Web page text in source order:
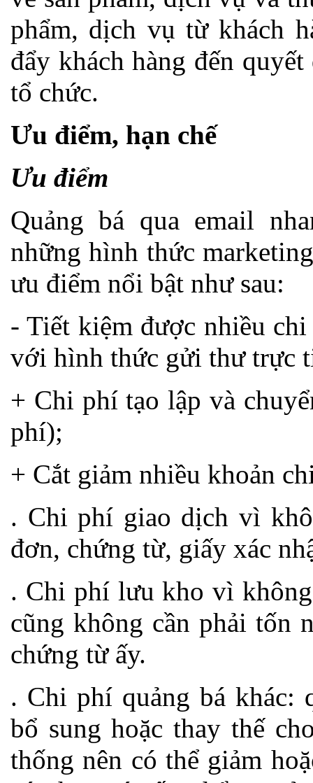
phẩm, dịch vụ từ khách
đẩy khách hàng đến
tổ chức.
Ưu điểm, hạn chế
Ưu điểm
Quảng bá qua email
những hình thức
ưu điểm nổi bật như sau:
- Tiết kiệm được nhiều
với hình thức gửi thư trực
+ Chi phí tạo lập và
phí);
+ Cắt giảm nhiều khoản
. Chi phí giao dịch vì
đơn, chứng từ, giấy xác
. Chi phí lưu kho vì
cũng không cần phải tốn
chứng từ ấy.
. Chi phí quảng bá khác:
bổ sung hoặc thay thế
thống nên có thể giảm